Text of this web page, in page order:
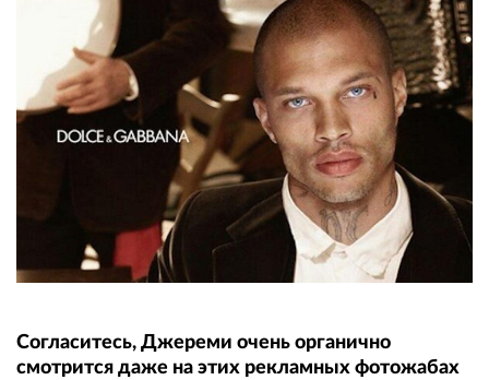
Согласитесь, Джереми очень органично
смотрится даже на этих рекламных фотожабах